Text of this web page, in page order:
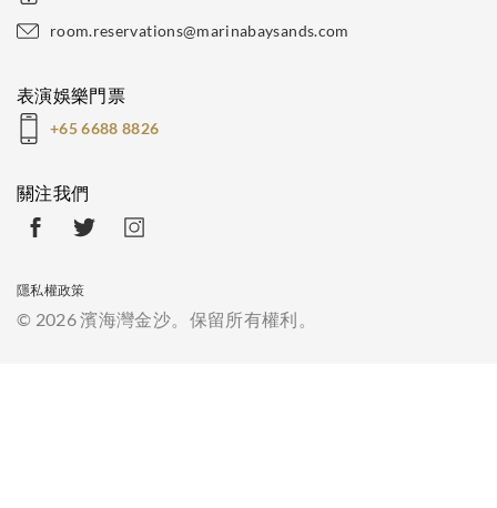
room.reservations@marinabaysands.com
表演娛樂門票
+65 6688 8826
關注我們
隱私權政策
© 2026 濱海灣金沙。保留所有權利。